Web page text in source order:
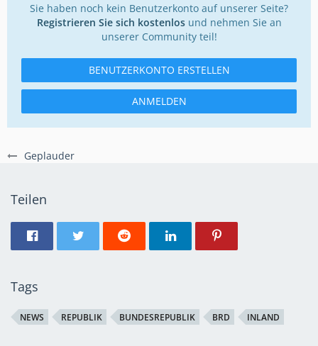
Geplauder
Sie haben noch kein Benutzerkonto auf unserer Seite?
Registrieren Sie sich kostenlosund nehmen Sie an
unserer Community teil!
BENUTZERKONTO ERSTELLEN
ANMELDEN
Teilen
Tags
NEWS REPUBLIK BUNDESREPUBLIK BRD INLAND